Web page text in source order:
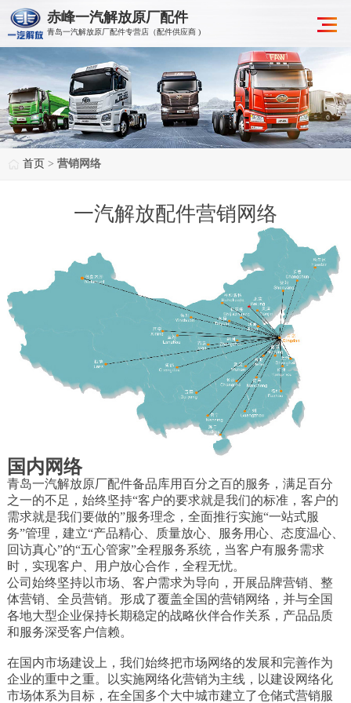
赤峰一汽解放原厂配件
青岛一汽解放原厂配件专营店（配件供应商 )
首页 > 营销网络
一汽解放配件营销网络
国内网络
青岛一汽解放原厂配件备品库用百分之百的服务，满足百分
之一的不足，始终坚持“客户的要求就是我们的标准，客户的
需求就是我们要做的”服务理念，全面推行实施“一站式服
务”管理，建立“产品精心、质量放心、服务用心、态度温心、
回访真心”的“五心管家”全程服务系统，当客户有服务需求
时，实现客户、用户放心合作，全程无忧。
公司始终坚持以市场、客户需求为导向，开展品牌营销、整
体营销、全员营销。形成了覆盖全国的营销网络，并与全国
各地大型企业保持长期稳定的战略伙伴合作关系，产品品质
和服务深受客户信赖。
在国内市场建设上，我们始终把市场网络的发展和完善作为
企业的重中之重。以实施网络化营销为主线，以建设网络化
市场体系为目标，在全国多个大中城市建立了仓储式营销服